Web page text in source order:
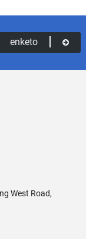
enketo
West Road,